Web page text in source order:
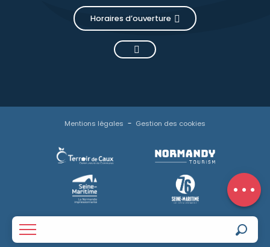
Avis
Horaires d’ouverture
Mentions légales Gestion des cookies